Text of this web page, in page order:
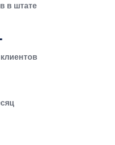
в штате